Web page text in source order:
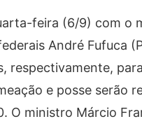
feira (6/9) com o
André Fufuca
respectivamente,
e posse serão
O ministro Márcio